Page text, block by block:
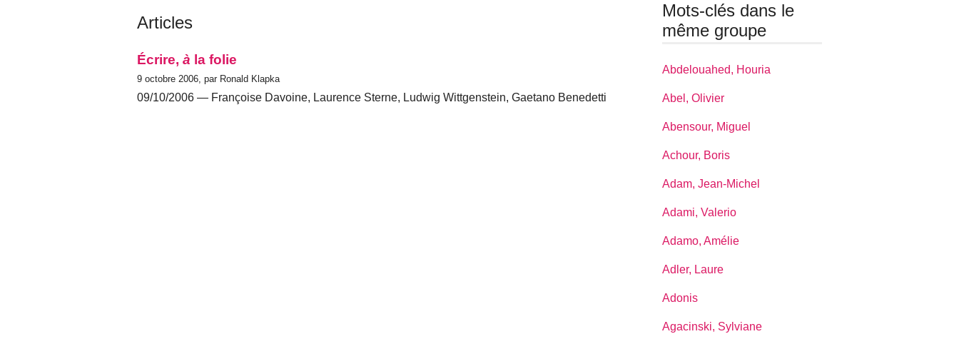
Articles
Écrire, à la folie
9 octobre 2006, par Ronald Klapka
09/10/2006 — Françoise Davoine, Laurence Sterne, Ludwig Wittgenstein, Gaetano Benedetti
Mots-clés dans le
même groupe
Abdelouahed, Houria
Abel, Olivier
Abensour, Miguel
Achour, Boris
Adam, Jean-Michel
Adami, Valerio
Adamo, Amélie
Adler, Laure
Adonis
Agacinski, Sylviane